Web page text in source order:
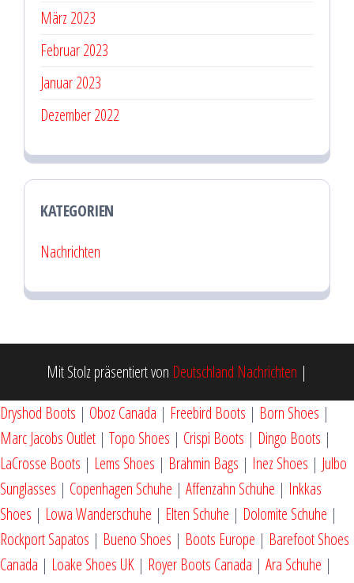
März 2023
Februar 2023
Januar 2023
Dezember 2022
KATEGORIEN
Nachrichten
Mit Stolz präsentiert von Deutschland Nachrichten |
Dryshod Boots | Oboz Canada | Freebird Boots | Born Shoes |
Marc Jacobs Outlet | Topo Shoes | Crispi Boots | Dingo Boots |
LaCrosse Boots | Lems Shoes | Brahmin Bags | Inez Shoes | Julbo
Sunglasses | Copenhagen Schuhe | Affenzahn Schuhe | Inkkas
Shoes | Lowa Wanderschuhe | Elten Schuhe | Dolomite Schuhe |
Rockport Sapatos | Bueno Shoes | Boots Europe | Barefoot Shoes
Canada | Loake Shoes UK | Royer Boots Canada | Ara Schuhe |